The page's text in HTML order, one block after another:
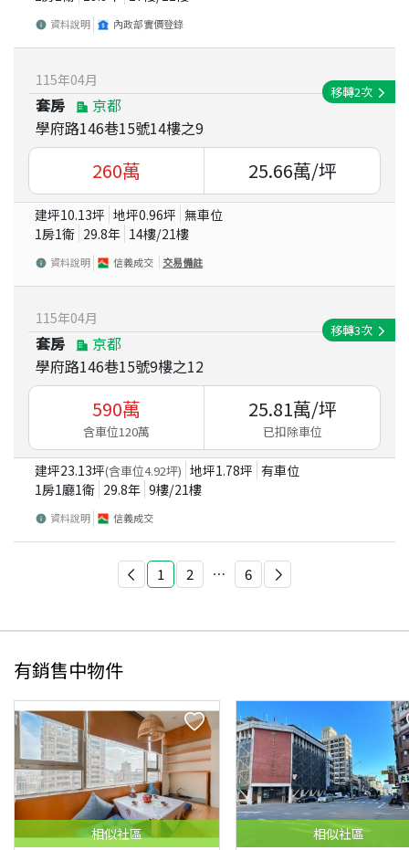
資料說明 內政部實價登錄
115年04月
套房
京都
學府路146巷15號14樓之9
移轉2次
260萬 25.66萬/坪
建坪10.13坪 地坪0.96坪 無車位
1房1衛 29.8年 14樓/21樓
資料說明 信義成交 交易備註
115年04月
套房
京都
學府路146巷15號9樓之12
移轉3次
590萬
含車位120萬
25.81萬/坪
已扣除車位
建坪23.13坪(含車位4.92坪) 地坪1.78坪 有車位
1房1廳1衛 29.8年 9樓/21樓
資料說明 信義成交
1 2 ⋯ 6
有銷售中物件
相似社區 相似社區